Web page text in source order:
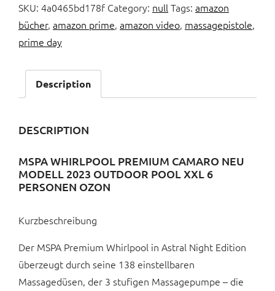
SKU: 4a0465bd178f Category: null Tags: amazon
bücher, amazon prime, amazon video, massagepistole,
prime day
Description
DESCRIPTION
MSPA WHIRLPOOL PREMIUM CAMARO NEU
MODELL 2023 OUTDOOR POOL XXL 6
PERSONEN OZON
Kurzbeschreibung
Der MSPA Premium Whirlpool in Astral Night Edition
überzeugt durch seine 138 einstellbaren
Massagedüsen, der 3 stufigen Massagepumpe – die